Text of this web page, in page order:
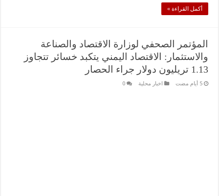
أكمل القراءة »
المؤتمر الصحفي لوزارة الاقتصاد والصناعة
والاستثمار: الاقتصاد اليمني يتكبد خسائر تتجاوز
1.13 تريليون دولار جراء الحصار
‏5 أيام مضت اخبار محلية 0